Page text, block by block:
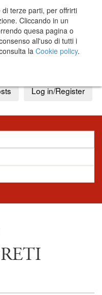
Log in/Register
terze parti, per offrirti
Cliccando in un
quesa pagina o
all'uso di tutti i
la Cookie policy.